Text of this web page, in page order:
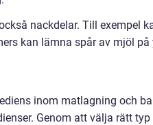
nackdelar. Till exempel
kan lämna spår av mjöl på
inom matlagning och
Genom att välja rätt